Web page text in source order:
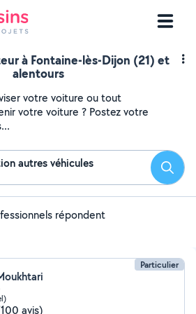
à Fontaine-lès-Dijon (21) et
alentours
votre voiture ou tout
votre voiture ? Postez votre
autres véhicules
répondent
Particulier
avis)